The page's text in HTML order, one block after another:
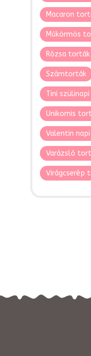
Macaron
Műkörmös
Rózsa torták
Számtorták
Tini
Unikornis
Valentin
Varázsló
Virágcserép